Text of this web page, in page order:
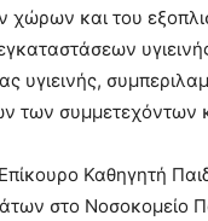
χώρων και του
υγιεινής,
των συμμετεχόντων
Καθηγητή
στο Νοσοκομείο